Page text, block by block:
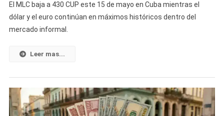
MLC
Cae
El
Dólar
Y
El
El MLC baja a 430 CUP este 15 de mayo en Cuba mientras el
dólar y el euro continúan en máximos históricos dentro del
mercado informal.
Leer mas...